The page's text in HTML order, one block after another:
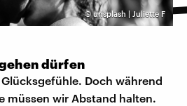
©unsplash | Juliette F
dürfen
Doch während
müssen wir Abstand halten.